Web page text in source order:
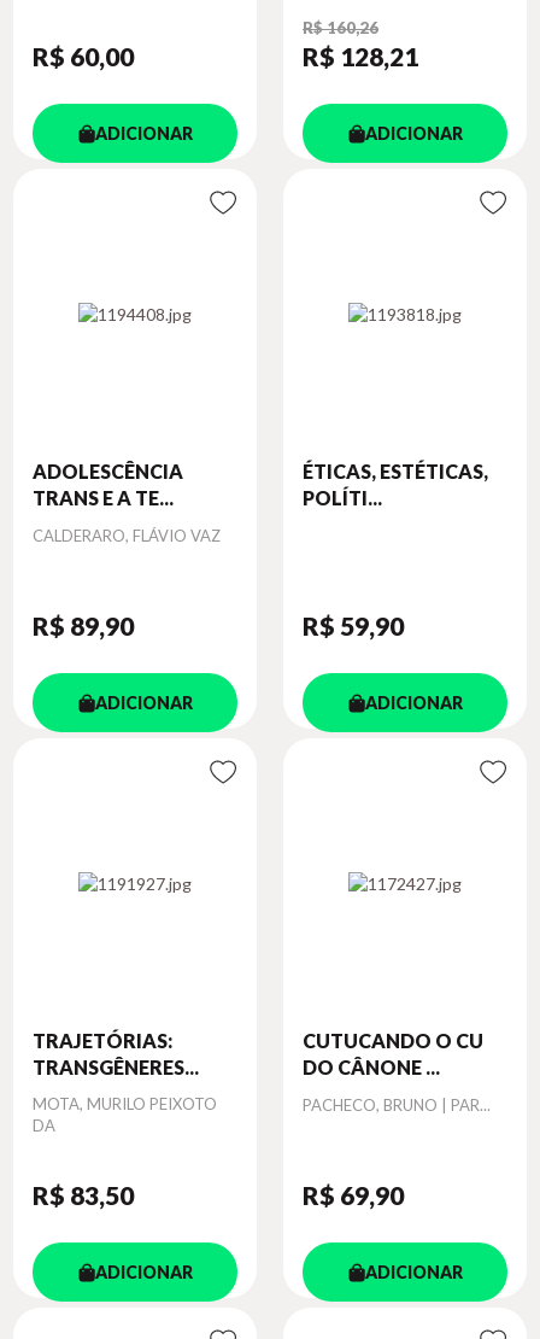
R$ 60,00
ADICIONAR
R$ 160,26
R$ 128,21
ADICIONAR
ADOLESCÊNCIA
TRANS E A TE...
Autor
CALDERARO, FLÁVIO VAZ
R$ 89,90
ADICIONAR
ÉTICAS, ESTÉTICAS,
POLÍTI...
R$ 59,90
ADICIONAR
TRAJETÓRIAS:
TRANSGÊNERES...
Autor
MOTA, MURILO PEIXOTO
DA
R$ 83,50
ADICIONAR
CUTUCANDO O CU
DO CÂNONE ...
Autor
PACHECO, BRUNO | PAR...
R$ 69,90
ADICIONAR